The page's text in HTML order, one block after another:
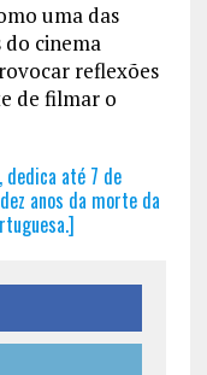
uma das
do cinema
reflexões
de filmar o
dedica até 7 de
anos da morte da